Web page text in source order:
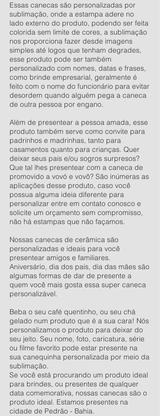
Essas canecas são personalizadas por
sublimação, onde a estampa adere no
lado externo do produto, podendo ser feita
colorida sem limite de cores, a sublimação
nos proporciona fazer desde imagens
simples até logos que tenham degrades,
esse produto pode ser também
personalizado com nomes, datas e frases,
como brinde empresarial, geralmente é
feito com o nome do funcionário para evitar
desordem quando alguém pega a caneca
de outra pessoa por engano.
Além de presentear a pessoa amada, esse
produto também serve como convite para
padrinhos e madrinhas, tanto para
casamentos quanto para crianças. Quer
deixar seus pais e/ou sogros surpresos?
Que tal lhes presentear com a caneca de
promovido a vovó e vovô? São inúmeras as
aplicações desse produto, caso você
possua alguma ideia diferente para
personalizar entre em contato conosco e
solicite um orçamento sem compromisso,
não há estampas que não façamos.
Nossas canecas de cerâmica são
personalizadas e ideais para você
presentear amigos e familiares.
Aniversário, dia dos pais, dia das mães são
algumas formas de dar de presente a
quem você mais gosta essa super caneca
personalizável.
Beba o seu café quentinho, ou seu chá
gelado num produto que é a sua cara! Nós
personalizamos o produto para deixar do
seu jeito. Seu nome, foto, caricatura, série
ou filme favorito pode estar presente na
sua canequinha personalizada por meio da
sublimação.
Se você está procurando um produto ideal
para brindes, ou presentes de qualquer
data comemorativa, nossas canecas são o
produto ideal. Estamos presentes na
cidade de Pedrão - Bahia.